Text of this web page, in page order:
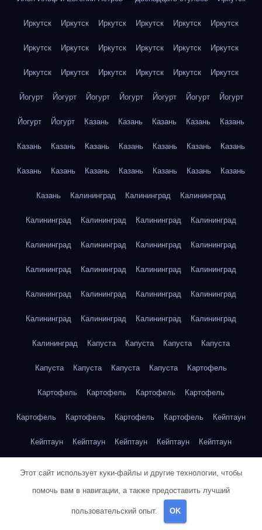
Иркутск Иркутск Иркутск Иркутск Иркутск Иркутск
Иркутск Иркутск Иркутск Иркутск Иркутск Иркутск
Иркутск Иркутск Иркутск Иркутск Иркутск Иркутск
Йогурт Йогурт Йогурт Йогурт Йогурт Йогурт Йогурт
Йогурт Йогурт Казань Казань Казань Казань Казань
Казань Казань Казань Казань Казань Казань Казань
Казань Казань Казань Казань Казань Казань Казань
Казань Калининград Калининград Калининград
Калининград Калининград Калининград Калининград
Калининград Калининград Калининград Калининград
Калининград Калининград Калининград Калининград
Калининград Калининград Калининград Калининград
Калининград Калининград Калининград Калининград
Калининград Капуста Капуста Капуста Капуста
Капуста Капуста Капуста Капуста Картофель
Картофель Картофель Картофель Картофель
Картофель Картофель Картофель Картофель Кейптаун
Кейптаун Кейптаун Кейптаун Кейптаун Кейптаун
Кейптаун Кейптаун Кейптаун Кейптаун Кейптаун
Кейптаун Кейптаун Кейптаун
Этот сайт использует куки-файлы и другие технологии, чтобы
помочь вам в навигации, а также предоставить лучший
пользовательский опыт. OK